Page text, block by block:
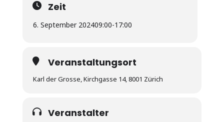
Zeit
6. September 202409:00-17:00
Veranstaltungsort
Karl der Grosse, Kirchgasse 14, 8001 Zürich
Veranstalter